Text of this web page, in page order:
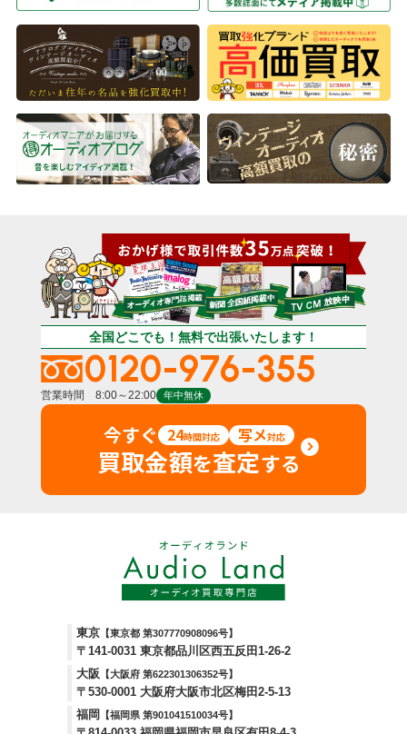
全国どこでも！無料で出張いたします！
0120-976-355
営業時間 8:00～22:00 年中無休
今すぐ 24時間対応 写メ対応
買取金額を査定する
東京 【東京都 第307770908096号】
〒141-0031 東京都品川区西五反田1-26-2
大阪
【大阪府 第622301306352号】
〒530-0001 大阪府大阪市北区梅田2-5-13
福岡
【福岡県 第901041510034号】